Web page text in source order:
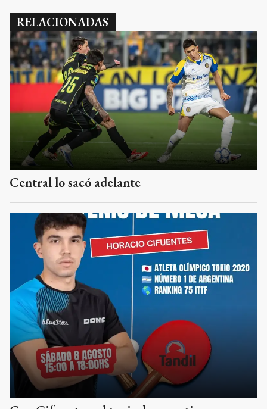
RELACIONADAS
Central lo sacó adelante